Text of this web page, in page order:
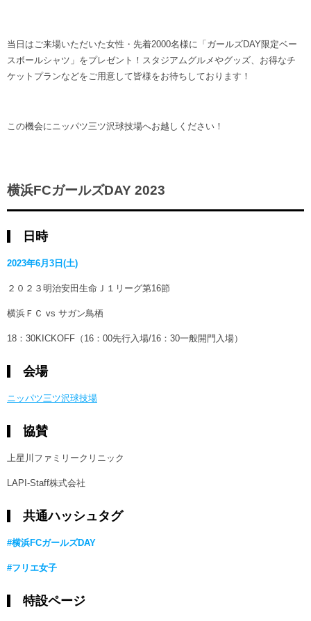
当日はご来場いただいた女性・先着2000名様に「ガールズDAY限定ベー
スボールシャツ」をプレゼント！スタジアムグルメやグッズ、お得なチ
ケットプランなどをご用意して皆様をお待ちしております！
この機会にニッパツ三ツ沢球技場へお越しください！
横浜FCガールズDAY 2023
日時
2023年6月3日(土)
２０２３明治安田生命Ｊ１リーグ第16節
横浜ＦＣ vs サガン鳥栖
18：30KICKOFF（16：00先行入場/16：30一般開門入場）
会場
ニッパツ三ツ沢球技場
協賛
上星川ファミリークリニック
LAPI-Staff株式会社
共通ハッシュタグ
#横浜FCガールズDAY
#フリエ女子
特設ページ